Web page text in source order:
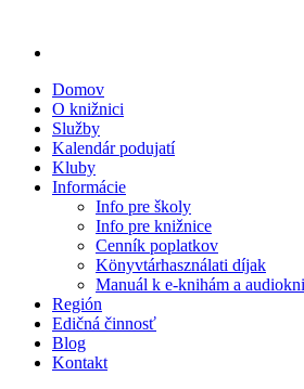
Domov
O knižnici
Služby
Kalendár podujatí
Kluby
Informácie
Info pre školy
Info pre knižnice
Cenník poplatkov
Könyvtárhasználati díjak
Manuál k e-knihám a
Región
Edičná činnosť
Blog
Kontakt